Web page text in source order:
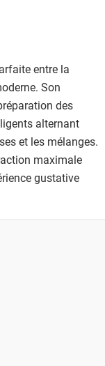
entre la
Son
des
alternant
et les mélanges.
maximale
gustative